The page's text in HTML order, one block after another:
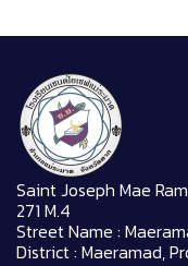
Saint Joseph Mae
271 M.4
Street Name :
District : Maeramad,